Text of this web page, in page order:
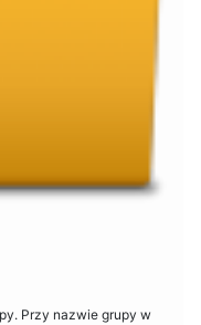
Przy nazwie grupy w